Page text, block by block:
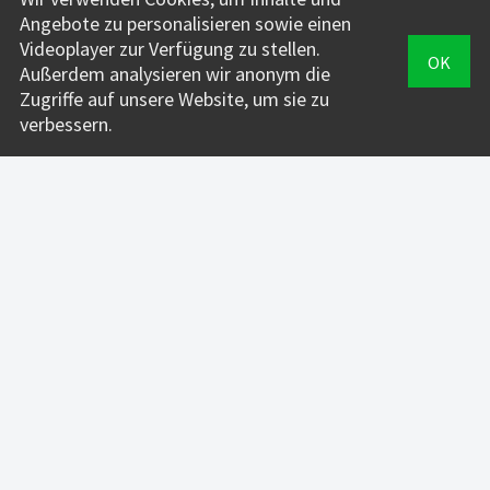
Für Fahrlehrer*innen:
INFOS + PREISE
VERWALTUNG
FahrAPP
Angebote zu personalisieren sowie einen
Videoplayer zur Verfügung zu stellen.
Außerdem analysieren wir anonym die
Zugriffe auf unsere Website, um sie zu
verbessern.
OK